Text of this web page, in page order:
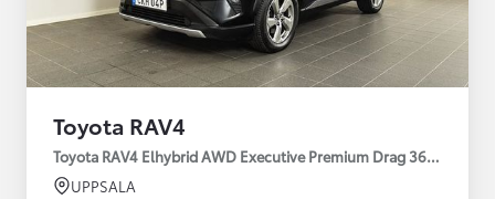
Toyota RAV4
Toyota RAV4 Elhybrid AWD Executive Premium Drag 360-kamera
UPPSALA